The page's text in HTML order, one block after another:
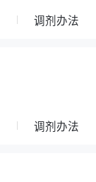
调剂办法
调剂办法